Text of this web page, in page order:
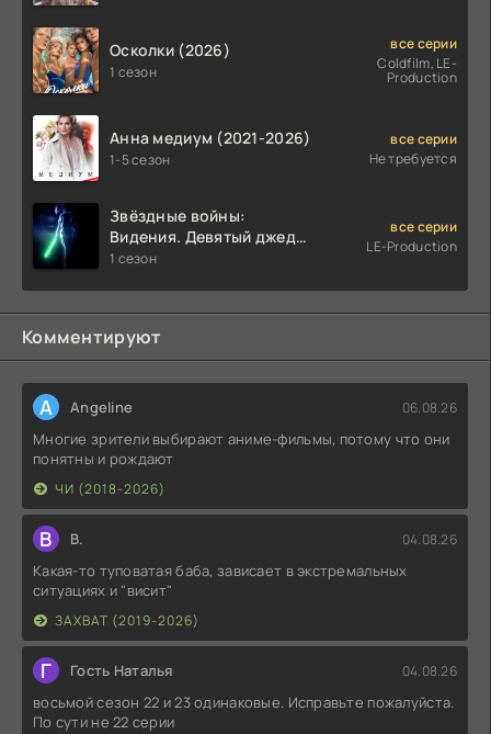
Осколки (2026)
1 сезон
все серии
Coldfilm, LE-
Production
Анна медиум (2021-2026)
1-5 сезон
все серии
Не требуется
Звёздные войны:
Видения. Девятый джедай
(2026)
1 сезон
все серии
LE-Production
Комментируют
A Angeline 06.08.26
Многие зрители выбирают аниме-фильмы, потому что они
понятны и рождают
ЧИ (2018-2026)
В В. 04.08.26
Какая-то туповатая баба, зависает в экстремальных
ситуациях и "висит"
ЗАХВАТ (2019-2026)
Г Гость Наталья 04.08.26
восьмой сезон 22 и 23 одинаковые. Исправьте пожалуйста.
По сути не 22 серии